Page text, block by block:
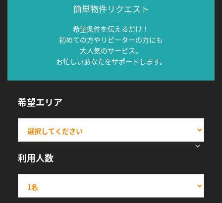
簡単物件リクエスト
希望条件を伝えるだけ！
初めての方やリピーターの方にも
大人気のサービス。
お忙しいあなたをサポートします。
希望エリア
利用人数